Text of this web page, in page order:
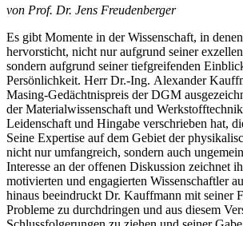
von Prof. Dr. Jens Freudenberger
Es gibt Momente in der Wissenschaft, in
hervorsticht, nicht nur aufgrund seiner
sondern aufgrund seiner tiefgreifenden
Persönlichkeit. Herr Dr.-Ing. Alexander
Masing-Gedächtnispreis der DGM
der Materialwissenschaft und
Leidenschaft und Hingabe verschrieben hat,
Seine Expertise auf dem Gebiet der
nicht nur umfangreich, sondern auch
Interesse an der offenen Diskussion zeichnet
motivierten und engagierten Wissenschaftler
hinaus beeindruckt Dr. Kauffmann mit seiner
Probleme zu durchdringen und aus diesem